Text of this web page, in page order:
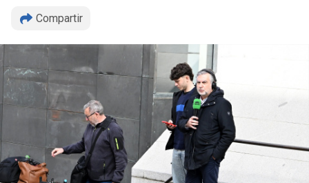
Compartir
Copiar